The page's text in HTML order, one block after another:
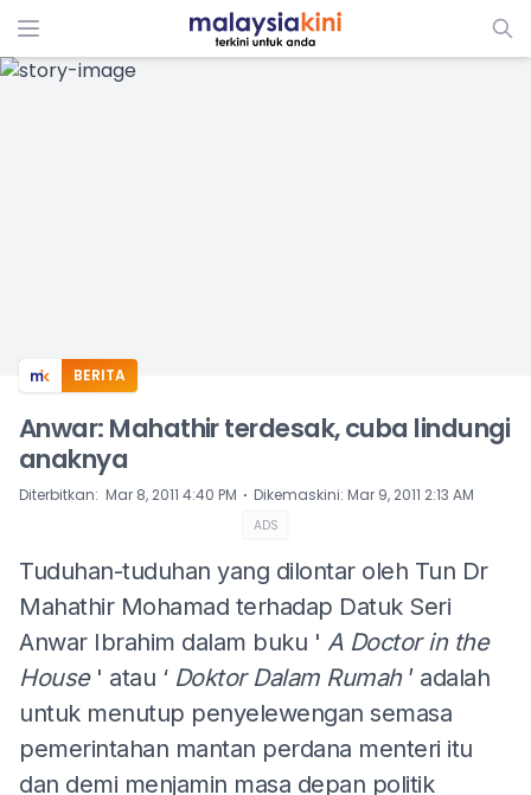
ADS
BERITA
Anwar: Mahathir terdesak, cuba lindungi
anaknya
Diterbitkan: Mar 8, 2011 4:40 PM ⋅ Dikemaskini: Mar 9, 2011 2:13 AM
ADS
Tuduhan-tuduhan yang dilontar oleh Tun Dr
Mahathir Mohamad terhadap Datuk Seri
Anwar Ibrahim dalam buku ' A Doctor in the
House ' atau ‘ Doktor Dalam Rumah ’ adalah
untuk menutup penyelewengan semasa
pemerintahan mantan perdana menteri itu
dan demi menjamin masa depan politik